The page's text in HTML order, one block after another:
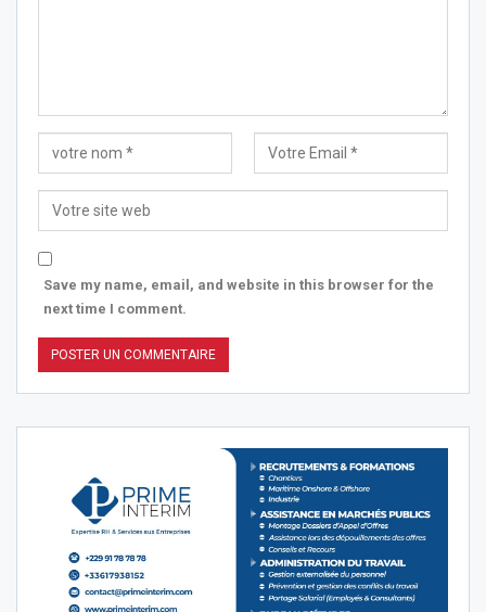
Save my name, email, and website in this browser for the
next time I comment.